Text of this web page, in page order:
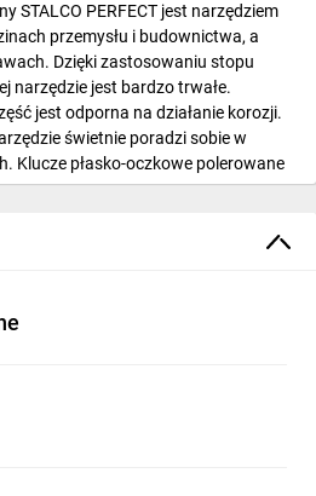
STALCO PERFECT jest narzędziem
przemysłu i budownictwa, a
Dzięki zastosowaniu stopu
narzędzie jest bardzo trwałe.
jest odporna na działanie korozji.
świetnie poradzi sobie w
Klucze płasko-oczkowe polerowane
wariantach wymiarowych. Mogą
do obsługiwanych śrub